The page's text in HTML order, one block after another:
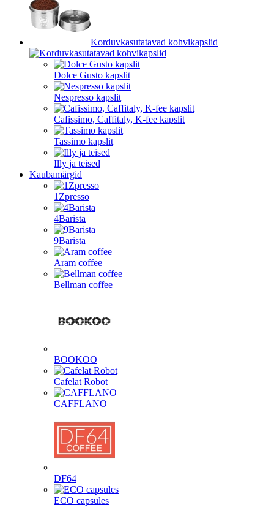
Korduvkasutatavad kohvikapslid
Dolce Gusto kapslit
Nespresso kapslit
Cafissimo, Caffitaly, K-fee kapslit
Tassimo kapslit
Illy ja teised
Kaubamärgid
1Zpresso
4Barista
9Barista
Aram coffee
Bellman coffee
BOOKOO
Cafelat Robot
CAFFLANO
DF64
ECO capsules